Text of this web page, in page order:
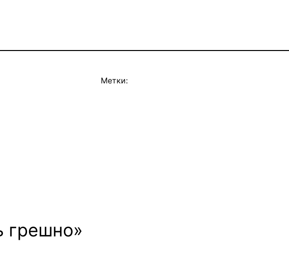
Метки:
грешно»